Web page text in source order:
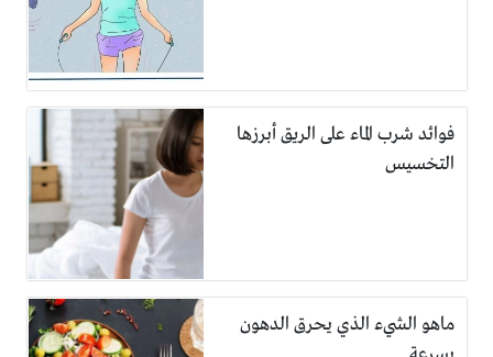
فوائد شرب الماء على الريق أبرزها
التخسيس
ماهو الشيء الذي يحرق الدهون